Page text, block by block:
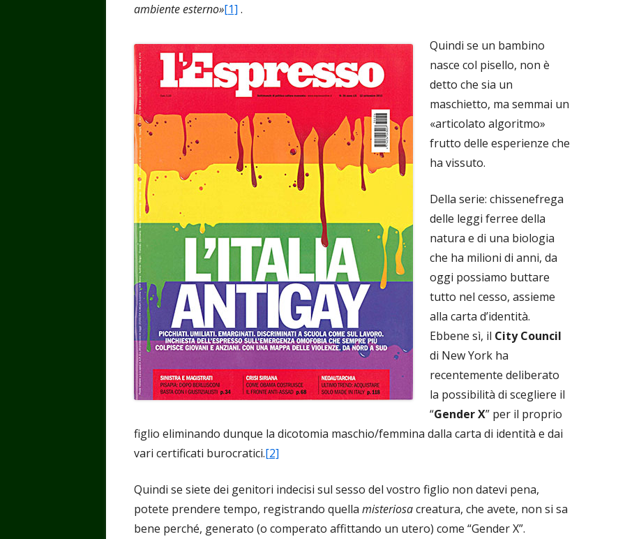
ambiente esterno»[1] .
Quindi se un bambino
nasce col pisello, non è
detto che sia un
maschietto, ma semmai un
«articolato algoritmo»
frutto delle esperienze che
ha vissuto.
Della serie: chissenefrega
delle leggi ferree della
natura e di una biologia
che ha milioni di anni, da
oggi possiamo buttare
tutto nel cesso, assieme
alla carta d’identità.
Ebbene sì, il City Council
di New York ha
recentemente deliberato
la possibilità di scegliere il
“Gender X” per il proprio
figlio eliminando dunque la dicotomia maschio/femmina dalla carta di identità e dai
vari certificati burocratici.[2]
Quindi se siete dei genitori indecisi sul sesso del vostro figlio non datevi pena,
potete prendere tempo, registrando quella misteriosacreatura, che avete, non si sa
bene perché, generato (o comperato affittando un utero) come “Gender X”.